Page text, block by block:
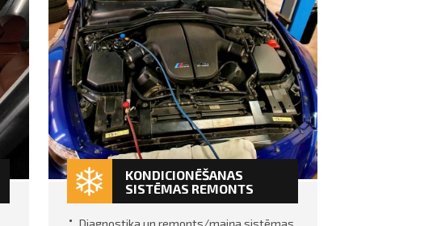
KONDICIONĒŠANAS
SISTĒMAS REMONTS